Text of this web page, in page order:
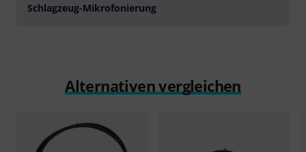
Schlagzeug-Mikrofonierung
Alternativen vergleichen